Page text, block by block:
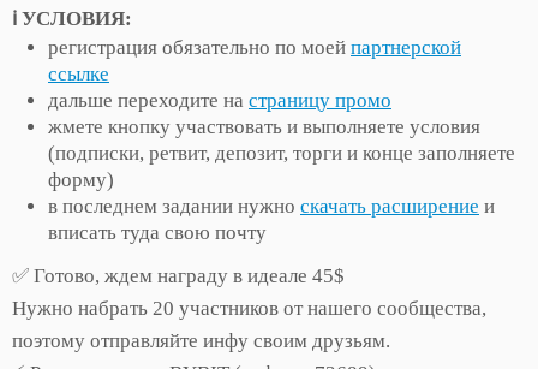
ℹ️ УСЛОВИЯ:
регистрация обязательно по моей партнерской
ссылке
дальше переходите на страницу промо
жмете кнопку участвовать и выполняете условия
(подписки, ретвит, депозит, торги и конце заполняете
форму)
в последнем задании нужно скачать расширение и
вписать туда свою почту
✅ Готово, ждем награду в идеале 45$
Нужно набрать 20 участников от нашего сообщества,
поэтому отправляйте инфу своим друзьям.